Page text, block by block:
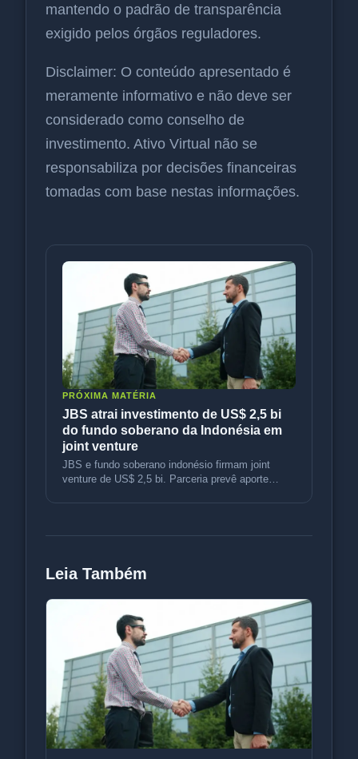
mantendo o padrão de transparência
exigido pelos órgãos reguladores.
Disclaimer: O conteúdo apresentado é
meramente informativo e não deve ser
considerado como conselho de
investimento. Ativo Virtual não se
responsabiliza por decisões financeiras
tomadas com base nestas informações.
PRÓXIMA MATÉRIA
JBS atrai investimento de US$ 2,5 bi
do fundo soberano da Indonésia em
joint venture
JBS e fundo soberano indonésio firmam joint
venture de US$ 2,5 bi. Parceria prevê aporte
Leia Também